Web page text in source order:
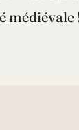
médiévale